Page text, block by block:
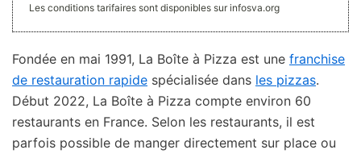
Les conditions tarifaires sont disponibles sur infosva.org
Fondée en mai 1991, La Boîte à Pizza est une franchise
de restauration rapide spécialisée dans les pizzas.
Début 2022, La Boîte à Pizza compte environ 60
restaurants en France. Selon les restaurants, il est
parfois possible de manger directement sur place ou